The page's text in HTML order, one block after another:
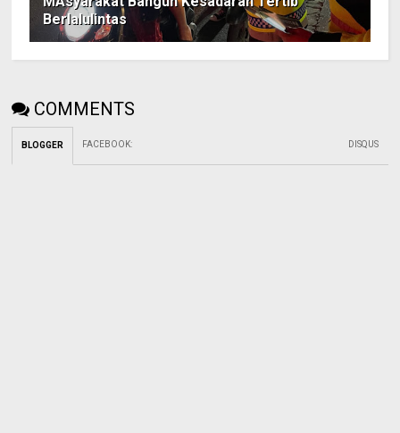
Berlalulintas
COMMENTS
BLOGGER FACEBOOK: DISQUS